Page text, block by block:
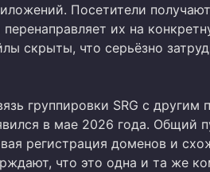
Посетители
их на
скрыты, что серьёзно
группировки SRG с другим
в мае 2026 года. Общий
регистрация доменов и
что это одна и та же